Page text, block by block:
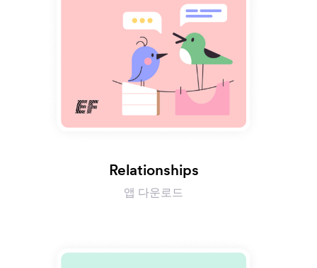
Relationships
앱 다운로드